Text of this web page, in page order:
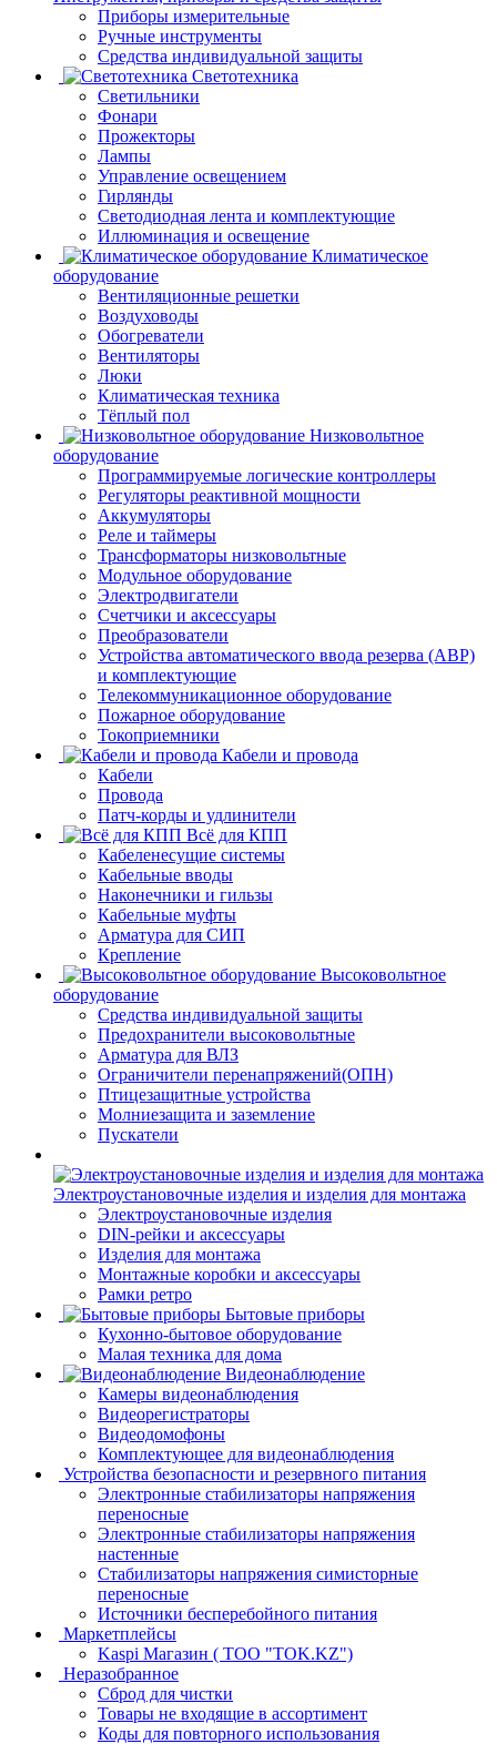
Приборы измерительные
Ручные инструменты
Средства индивидуальной защиты
Светотехника
Светильники
Фонари
Прожекторы
Лампы
Управление освещением
Гирлянды
Светодиодная лента и комплектующие
Иллюминация и освещение
Климатическое
оборудование
Вентиляционные решетки
Воздуховоды
Обогреватели
Вентиляторы
Люки
Климатическая техника
Тёплый пол
Низковольтное
оборудование
Программируемые логические контроллеры
Регуляторы реактивной мощности
Аккумуляторы
Реле и таймеры
Трансформаторы низковольтные
Модульное оборудование
Электродвигатели
Счетчики и аксессуары
Преобразователи
Устройства автоматического ввода резерва (АВР)
и комплектующие
Телекоммуникационное оборудование
Пожарное оборудование
Токоприемники
Кабели и провода
Кабели
Провода
Патч-корды и удлинители
Всё для КПП
Кабеленесущие системы
Кабельные вводы
Наконечники и гильзы
Кабельные муфты
Арматура для СИП
Крепление
Высоковольтное
оборудование
Средства индивидуальной защиты
Предохранители высоковольтные
Арматура для ВЛЗ
Ограничители перенапряжений(ОПН)
Птицезащитные устройства
Молниезащита и заземление
Пускатели
Электроустановочные изделия и изделия для монтажа
Электроустановочные изделия
DIN-рейки и аксессуары
Изделия для монтажа
Монтажные коробки и аксессуары
Рамки ретро
Бытовые приборы
Кухонно-бытовое оборудование
Малая техника для дома
Видеонаблюдение
Камеры видеонаблюдения
Видеорегистраторы
Видеодомофоны
Комплектующее для видеонаблюдения
Устройства безопасности и резервного питания
Электронные стабилизаторы напряжения
переносные
Электронные стабилизаторы напряжения
настенные
Стабилизаторы напряжения симисторные
переносные
Источники бесперебойного питания
Маркетплейсы
Kaspi Магазин ( ТОО "TOK.KZ")
Неразобранное
Сброд для чистки
Товары не входящие в ассортимент
Коды для повторного использования